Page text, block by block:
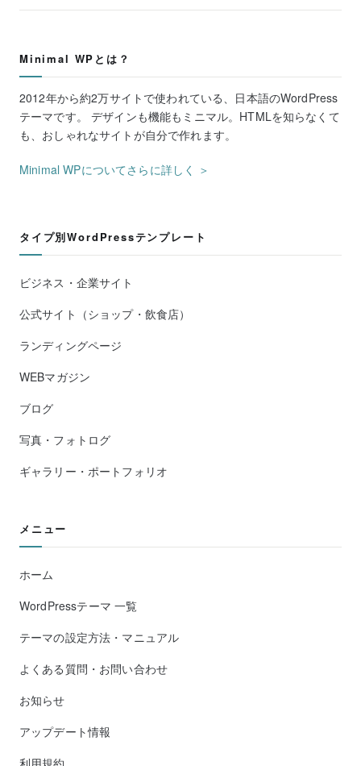
Minimal WPとは？
2012年から約2万サイトで使われている、日本語のWordPress
テーマです。 デザインも機能もミニマル。HTMLを知らなくて
も、おしゃれなサイトが自分で作れます。
Minimal WPについてさらに詳しく ＞
タイプ別WordPressテンプレート
ビジネス・企業サイト
公式サイト（ショップ・飲食店）
ランディングページ
WEBマガジン
ブログ
写真・フォトログ
ギャラリー・ポートフォリオ
メニュー
ホーム
WordPressテーマ 一覧
テーマの設定方法・マニュアル
よくある質問・お問い合わせ
お知らせ
アップデート情報
利用規約